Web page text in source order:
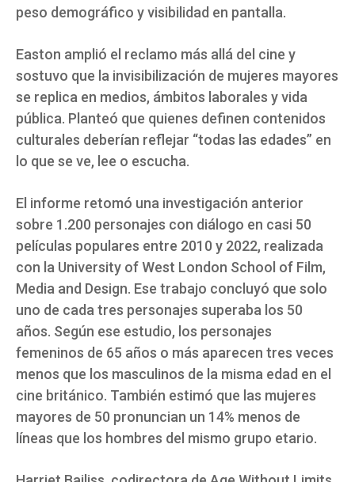
peso demográfico y visibilidad en pantalla.
Easton amplió el reclamo más allá del cine y
sostuvo que la invisibilización de mujeres mayores
se replica en medios, ámbitos laborales y vida
pública. Planteó que quienes definen contenidos
culturales deberían reflejar “todas las edades” en
lo que se ve, lee o escucha.
El informe retomó una investigación anterior
sobre 1.200 personajes con diálogo en casi 50
películas populares entre 2010 y 2022, realizada
con la University of West London School of Film,
Media and Design. Ese trabajo concluyó que solo
uno de cada tres personajes superaba los 50
años. Según ese estudio, los personajes
femeninos de 65 años o más aparecen tres veces
menos que los masculinos de la misma edad en el
cine británico. También estimó que las mujeres
mayores de 50 pronuncian un 14% menos de
líneas que los hombres del mismo grupo etario.